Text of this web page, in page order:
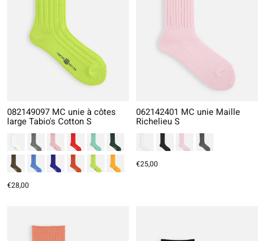
082149097 MC unie à côtes
large Tabio's Cotton S
€28,00
062142401 MC unie Maille
Richelieu S
€25,00